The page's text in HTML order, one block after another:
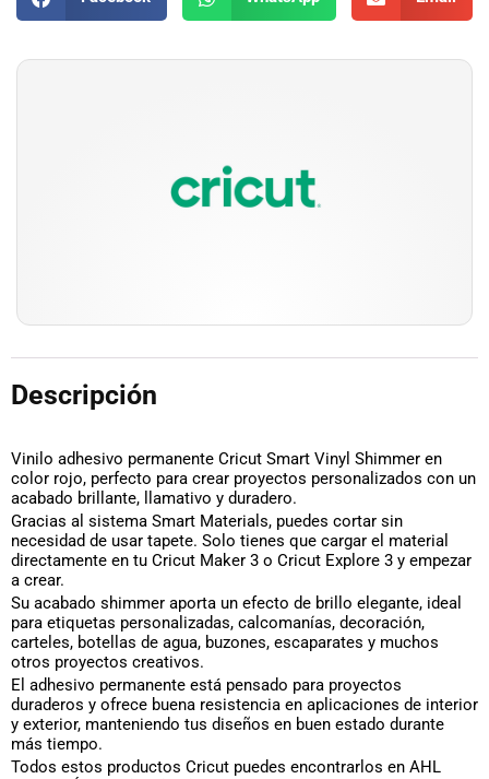
Descripción
Vinilo adhesivo permanente Cricut Smart Vinyl Shimmer en
color rojo, perfecto para crear proyectos personalizados con un
acabado brillante, llamativo y duradero.
Gracias al sistema Smart Materials, puedes cortar sin
necesidad de usar tapete. Solo tienes que cargar el material
directamente en tu Cricut Maker 3 o Cricut Explore 3 y empezar
a crear.
Su acabado shimmer aporta un efecto de brillo elegante, ideal
para etiquetas personalizadas, calcomanías, decoración,
carteles, botellas de agua, buzones, escaparates y muchos
otros proyectos creativos.
El adhesivo permanente está pensado para proyectos
duraderos y ofrece buena resistencia en aplicaciones de interior
y exterior, manteniendo tus diseños en buen estado durante
más tiempo.
Todos estos productos Cricut puedes encontrarlos en AHL